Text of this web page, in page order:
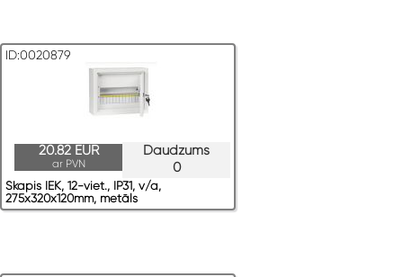
ID:0020879
Daudzums
0
20.82 EUR
ar PVN
Skapis IEK, 12-viet., IP31, v/a,
275x320x120mm, metāls